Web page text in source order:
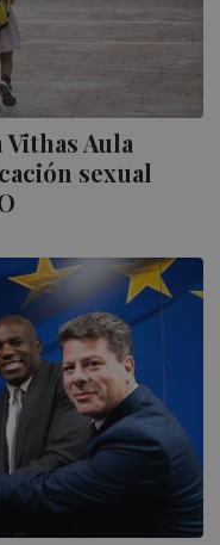
Aula
sexual